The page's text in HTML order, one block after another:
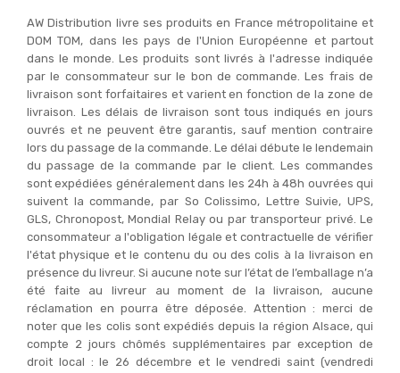
AW Distribution livre ses produits en France métropolitaine et
DOM TOM, dans les pays de l'Union Européenne et partout
dans le monde. Les produits sont livrés à l'adresse indiquée
par le consommateur sur le bon de commande. Les frais de
livraison sont forfaitaires et varient en fonction de la zone de
livraison. Les délais de livraison sont tous indiqués en jours
ouvrés et ne peuvent être garantis, sauf mention contraire
lors du passage de la commande. Le délai débute le lendemain
du passage de la commande par le client. Les commandes
sont expédiées généralement dans les 24h à 48h ouvrées qui
suivent la commande, par So Colissimo, Lettre Suivie, UPS,
GLS, Chronopost, Mondial Relay ou par transporteur privé. Le
consommateur a l'obligation légale et contractuelle de vérifier
l'état physique et le contenu du ou des colis à la livraison en
présence du livreur. Si aucune note sur l’état de l’emballage n’a
été faite au livreur au moment de la livraison, aucune
réclamation en pourra être déposée. Attention : merci de
noter que les colis sont expédiés depuis la région Alsace, qui
compte 2 jours chômés supplémentaires par exception de
droit local : le 26 décembre et le vendredi saint (vendredi